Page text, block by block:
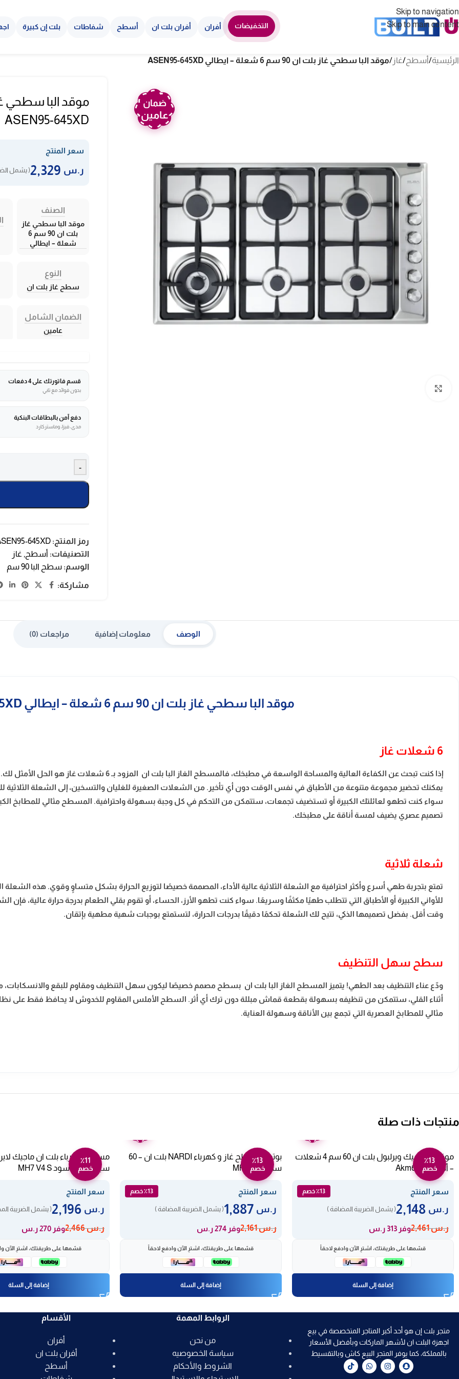
Skip to navigation
Skip to main content
التخفيضات أفران أفران بلت ان أسطح شفاطات بلت إن كبيرة
الرئيسية/أسطح/غاز /موقد البا سطحي غاز بلت ان 90 سم 6 شعلة – ايطالي ASEN95-645XD
ضمان
عامين
ASEN95-645XD
سعر المنتج
ر.س ( يشمل
الصنف
موقد البا سطحي غاز
بلت ان 90 سم 6
شعلة – ايطالي
النوع
سطح غاز بلت ان
الضمان الشامل
عامين
قسم فاتورتك على 4 دفعات
بدون فوائد مع تابي
دفع آمن بالبطاقات البنكية
مدى، فيزا، وماستركارد
-
رمز المنتج: 645XD
التصنيفات: أسطح , غاز
الوسم: سطح البا 90 سم
مشاركة:
الوصف معلومات إضافية مراجعات (0)
موقد البا سطحي غاز بلت ان 90 سم 6 شعلة – ايطالي ASEN95-645XD
6 شعلات غاز
إذا كنت تبحث عن الكفاءة العالية والمساحة الواسعة في مطبخك،
يمكنك تحضير مجموعة متنوعة من الأطباق في نفس الوقت دون أي تأخير. من الشعلات الصغيرة للغليان والتسخين، إلى الشعلة
سواء كنت تطهو لعائلتك الكبيرة أو تستضيف تجمعات، ستتمكن من التحكم في كل وجبة بسهولة واحترافية. المسطح مثالي للمطابخ
تصميم عصري يضيف لمسة أناقة على مطبخك.
شعلة ثلاثية
تمتع بتجربة طهي أسرع وأكثر احترافية مع الشعلة الثلاثية عالية الأداء، المصممة خصيصًا لتوزيع الحرارة بشكل متساوٍ وقوي. هذه الشعلة
للأواني الكبيرة أو الأطباق التي تتطلب طهيًا مكثفًا وسريعًا. سواء كنت تطهو الأرز، الحساء، أو تقوم بقلي الطعام بدرجة حرارة عالية، فإن
وقت أقل. بفضل تصميمها الذكي، تتيح لك الشعلة تحكمًا دقيقًا بدرجات الحرارة، لتستمتع بوجبات شهية مطهية بإتقان.
سطح سهل التنظيف
ودّع عناء التنظيف بعد الطهي! يتميز المسطح الغاز البا بلت ان بسطح مصمم خصيصًا ليكون سهل التنظيف ومقاوم للبقع والانسكابات،
أثناء القلي، ستتمكن من تنظيفه بسهولة بقطعة قماش مبللة دون ترك أي أثر. السطح الأملس المقاوم للخدوش لا يحافظ فقط على
مثالي للمطابخ العصرية التي تجمع بين الأناقة وسهولة العناية.
منتجات ذات صلة
٪13
خصم
موقد سيراميك ويرلبول بلت ان 60 سم 4 شعلات
– أسود Akm613ix
سعر المنتج ٪13 خصم
ر.س ( يشمل الضريبة المضافة )
ر.س2,461 وفر 313 ر.س
قسّمها على طريقتك، اشترِ الآن وادفع لاحقاً
إضافة إلى السلة
٪13
خصم
بوتجاز مسطح غاز و كهرباء NARDI بلت ان – 60
سم MH31AVX
سعر المنتج ٪13 خصم
ر.س ( يشمل الضريبة المضافة )
ر.س2,161 وفر 274 ر.س
قسّمها على طريقتك، اشترِ الآن وادفع لاحقاً
إضافة إلى السلة
٪11
خصم
سيراميك – أسود MH7 V4 S
سعر المنتج
ر.س ( يشمل الضريبة
ر.س2,466 وفر 270 ر.س
قسّمها على طريقتك، اشترِ الآن
إضافة إلى السلة
متجر بلت إن هو أحد أكبر المتاجر المتخصصة في بيع
اجهزة البلت ان لأشهر الماركات وبأفضل الأسعار
بالمملكة، كما يوفر المتجر البيع كاش وبالتقسيط
الروابط المهمة
من نحن
سياسة الخصوصيه
الشروط والأحكام
الأقسام
أفران
أفران بلت ان
أسطح